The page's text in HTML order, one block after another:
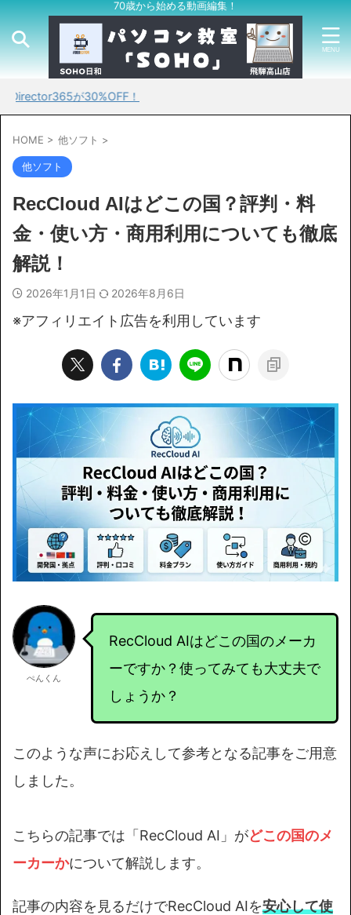
70歳から始める動画編集！
が30%OFF！
HOME > 他ソフト >
他ソフト
RecCloud AIはどこの国？評判・料
金・使い方・商用利用についても徹底
解説！
2026年1月1日 2026年8月6日
※アフィリエイト広告を利用しています
ぺんくん
RecCloud AIはどこの国のメーカ
ーですか？使ってみても大丈夫で
しょうか？
このような声にお応えして参考となる記事をご用意
しました。
こちらの記事では「RecCloud AI」がどこの国のメ
ーカーかについて解説します。
記事の内容を見るだけでRecCloud AIを安心して使